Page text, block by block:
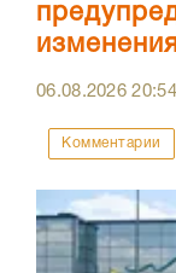
06.08.202620:54
Комментарии